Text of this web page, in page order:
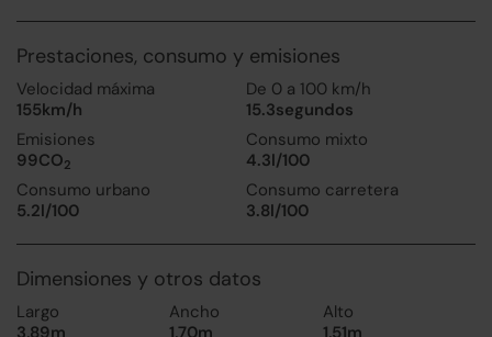
Prestaciones, consumo y emisiones
Velocidad máxima
155km/h
De 0 a 100 km/h
15.3segundos
Emisiones
99CO2
Consumo mixto
4.3l/100
Consumo urbano
5.2l/100
Consumo carretera
3.8l/100
Dimensiones y otros datos
Largo
3,89m
Ancho
1,70m
Alto
1,51m